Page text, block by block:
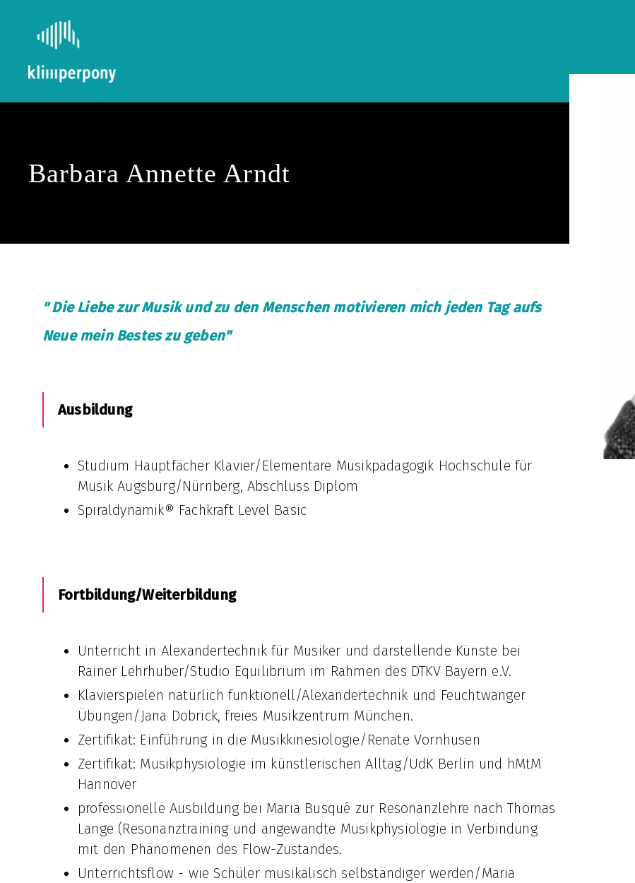
Barbara Annette Arndt
" Die Liebe zur Musik und zu den Menschen motivieren mich jeden Tag aufs
Neue mein Bestes zu geben"
Ausbildung
Studium Hauptfächer Klavier/Elementare Musikpädagogik Hochschule für
Musik Augsburg/Nürnberg, Abschluss Diplom
Spiraldynamik® Fachkraft Level Basic
Fortbildung/Weiterbildung
Unterricht in Alexandertechnik für Musiker und darstellende Künste bei
Rainer Lehrhuber/Studio Equilibrium im Rahmen des DTKV Bayern e.V.
Klavierspielen natürlich funktionell/Alexandertechnik und Feuchtwanger
Übungen/Jana Dobrick, freies Musikzentrum München.
Zertifikat: Einführung in die Musikkinesiologie/Renate Vornhusen
Zertifikat: Musikphysiologie im künstlerischen Alltag/UdK Berlin und hMtM
Hannover
professionelle Ausbildung bei Maria Busqué zur Resonanzlehre nach Thomas
Lange (Resonanztraining und angewandte Musikphysiologie in Verbindung
mit den Phänomenen des Flow-Zustandes.
Unterrichtsflow - wie Schüler musikalisch selbständiger werden/Maria